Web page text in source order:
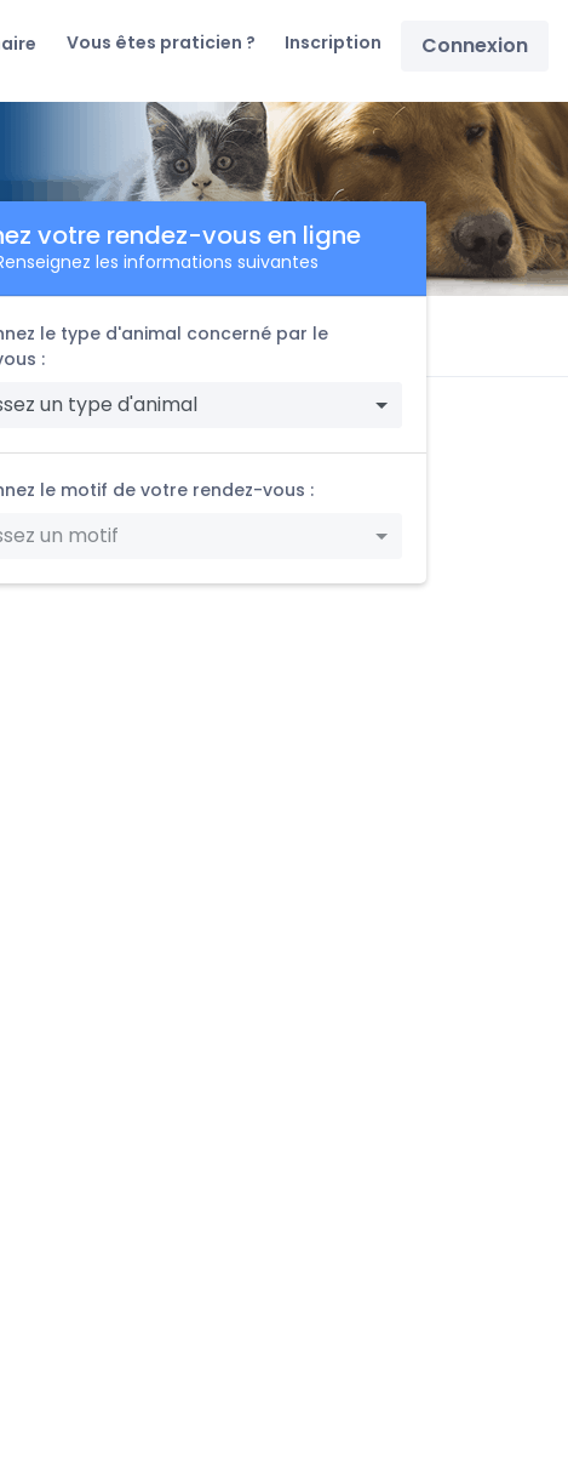
Vous êtes praticien ? Inscription Connexion
votre rendez-vous en ligne
les informations suivantes
le type d'animal concerné par le
:
un type d'animal
le motif de votre rendez-vous :
un motif